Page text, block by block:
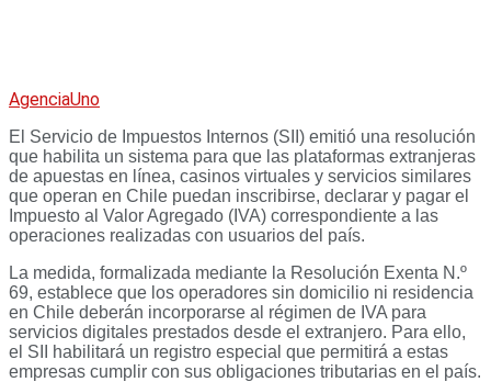
AgenciaUno
El Servicio de Impuestos Internos (SII) emitió una resolución
que habilita un sistema para que las plataformas extranjeras
de apuestas en línea, casinos virtuales y servicios similares
que operan en Chile puedan inscribirse, declarar y pagar el
Impuesto al Valor Agregado (IVA) correspondiente a las
operaciones realizadas con usuarios del país.
La medida, formalizada mediante la Resolución Exenta N.º
69, establece que los operadores sin domicilio ni residencia
en Chile deberán incorporarse al régimen de IVA para
servicios digitales prestados desde el extranjero. Para ello,
el SII habilitará un registro especial que permitirá a estas
empresas cumplir con sus obligaciones tributarias en el país.